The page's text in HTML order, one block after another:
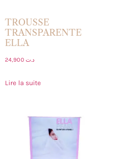
TROUSSE
TRANSPARENTE
ELLA
د.ت 24,900
Lire la suite